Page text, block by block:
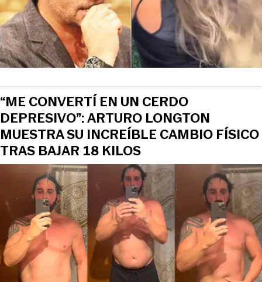
“ME CONVERTÍ EN UN CERDO
DEPRESIVO”: ARTURO LONGTON
MUESTRA SU INCREÍBLE CAMBIO FÍSICO
TRAS BAJAR 18 KILOS